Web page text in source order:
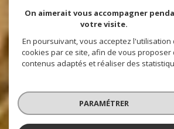
On aimerait vous accompagner
votre visite.
En poursuivant, vous acceptez l'utilisation
cookies par ce site, afin de vous proposer
contenus adaptés et réaliser des
PARAMÉTRER